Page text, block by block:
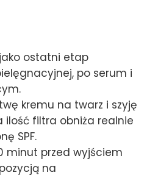
ostatni etap
po serum i
kremu na twarz i szyję
filtra obniża realnie
SPF.
minut przed wyjściem
na